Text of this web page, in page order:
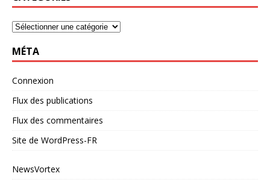
MÉTA
Connexion
Flux des publications
Flux des commentaires
Site de WordPress-FR
NewsVortex